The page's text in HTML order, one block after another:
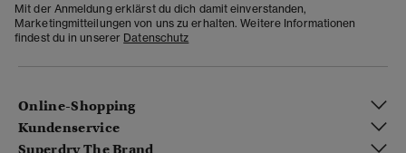
Mit der Anmeldung erklärst du dich damit einverstanden,
Marketingmitteilungen von uns zu erhalten. Weitere Informationen
findest du in unserer Datenschutz
Online-Shopping
Kundenservice
Superdry The Brand